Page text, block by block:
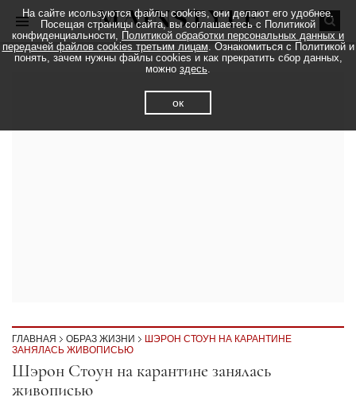
ГЛАВНАЯ ОБРАЗ ЖИЗНИ
ШЭРОН СТОУН НА КАРАНТИНЕ
ЗАНЯЛАСЬ ЖИВОПИСЬЮ
Секция статей
Шэрон Стоун на карантине занялась
живописью
На сайте исользуются файлы cookies, они делают его удобнее.
Посещая страницы сайта, вы соглашаетесь с Политикой
конфиденциальности, Политикой обработки персональных данных и
передачей файлов cookies третьим лицам. Ознакомиться с Политикой и
понять, зачем нужны файлы cookies и как прекратить сбор данных,
можно здесь.
ок